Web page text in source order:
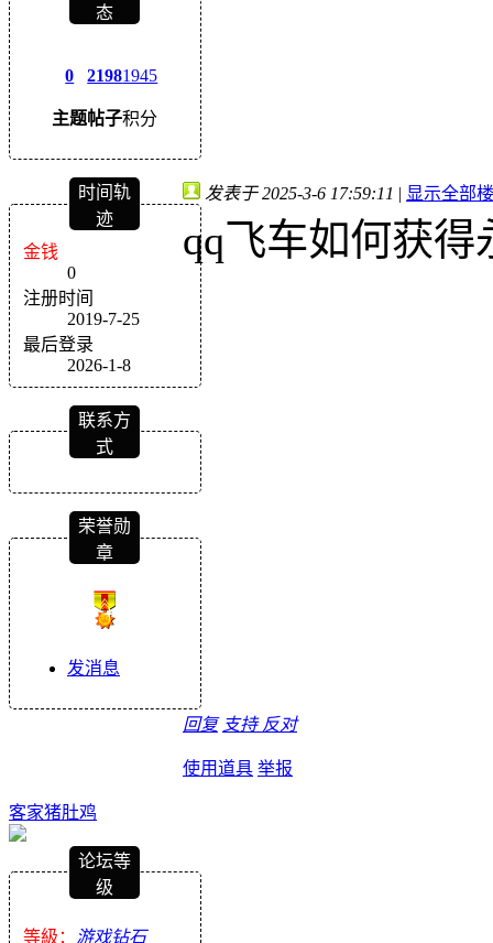
态
0
主题
2198
帖子
1945
积分
时间轨
迹
金钱
0
注册时间
2019-7-25
最后登录
2026-1-8
联系方
式
荣誉勋
章
发消息
发表于 2025-3-6 17:59:11 | 显示全部
qq飞车如何获得
回复 支持 反对
使用道具 举报
客家猪肚鸡
论坛等
级
等級： 游戏钻石